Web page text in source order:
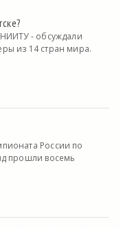
- обсуждали
из 14 стран мира.
России по
прошли восемь